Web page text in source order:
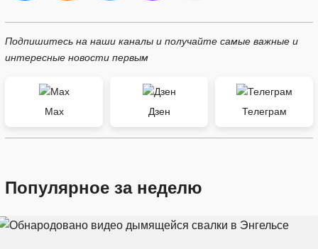
Подпишитесь на наши каналы и получайте самые важные и
интересные новости первым
Max Дзен Телеграм
Популярное за неделю